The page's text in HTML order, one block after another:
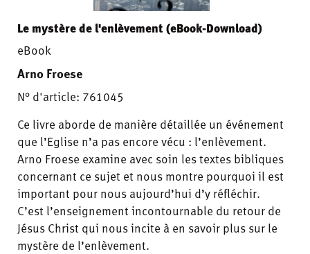
Le mystère de l'enlèvement (eBook-Download)
eBook
Arno Froese
N° d'article: 761045
Ce livre aborde de manière détaillée un événement
que l’Eglise n’a pas encore vécu : l’enlèvement.
Arno Froese examine avec soin les textes bibliques
concernant ce sujet et nous montre pourquoi il est
important pour nous aujourd’hui d’y réfléchir.
C’est l’enseignement incontournable du retour de
Jésus Christ qui nous incite à en savoir plus sur le
mystère de l’enlèvement.